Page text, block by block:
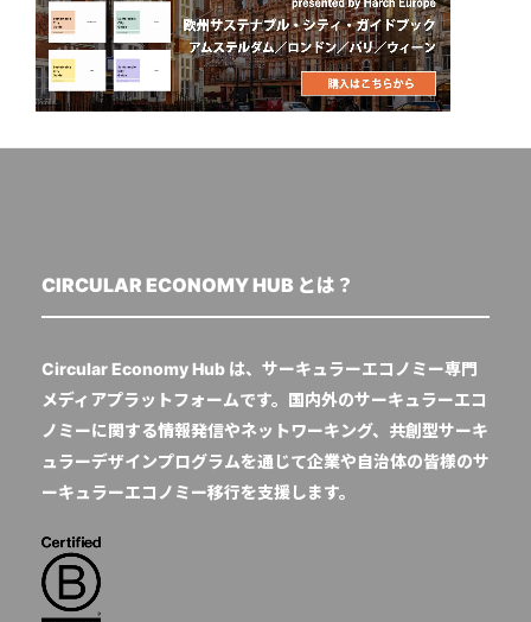
CIRCULAR ECONOMY HUB とは？
Circular Economy Hub は、サーキュラーエコノミー専門
メディアプラットフォームです。国内外のサーキュラーエコ
ノミーに関する情報発信やネットワーキング、共創型サーキ
ュラーデザインプログラムを通じて企業や自治体の皆様のサ
ーキュラーエコノミー移行を支援します。